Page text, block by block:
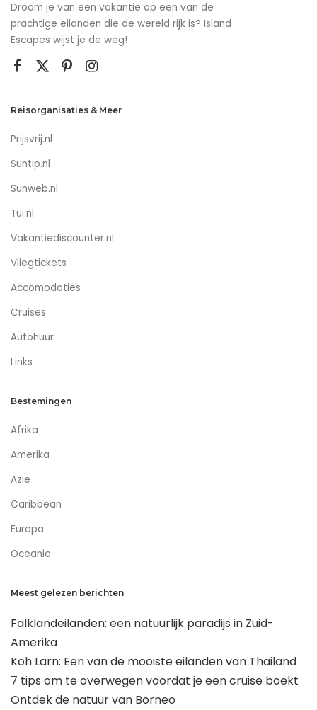
Droom je van een vakantie op een van de
prachtige eilanden die de wereld rijk is? Island
Escapes wijst je de weg!
Reisorganisaties & Meer
Prijsvrij.nl
Suntip.nl
Sunweb.nl
Tui.nl
Vakantiediscounter.nl
Vliegtickets
Accomodaties
Cruises
Autohuur
Links
Bestemingen
Afrika
Amerika
Azie
Caribbean
Europa
Oceanie
Meest gelezen berichten
Falklandeilanden: een natuurlijk paradijs in Zuid-
Amerika
Koh Larn: Een van de mooiste eilanden van Thailand
7 tips om te overwegen voordat je een cruise boekt
Ontdek de natuur van Borneo